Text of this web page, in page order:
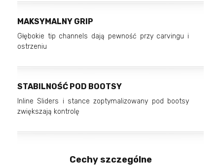
MAKSYMALNY GRIP
Głębokie tip channels dają pewność przy carvingu i
ostrzeniu
STABILNOŚĆ POD BOOTSY
Inline Sliders i stance zoptymalizowany pod bootsy
zwiększają kontrolę
Cechy szczególne